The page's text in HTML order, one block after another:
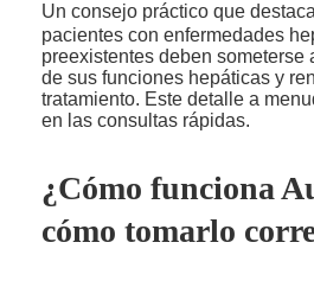
Un consejo práctico que destaca
pacientes con enfermedades
preexistentes deben someterse
de sus funciones hepáticas y
tratamiento. Este detalle a
en las consultas rápidas.
¿Cómo funciona
cómo tomarlo